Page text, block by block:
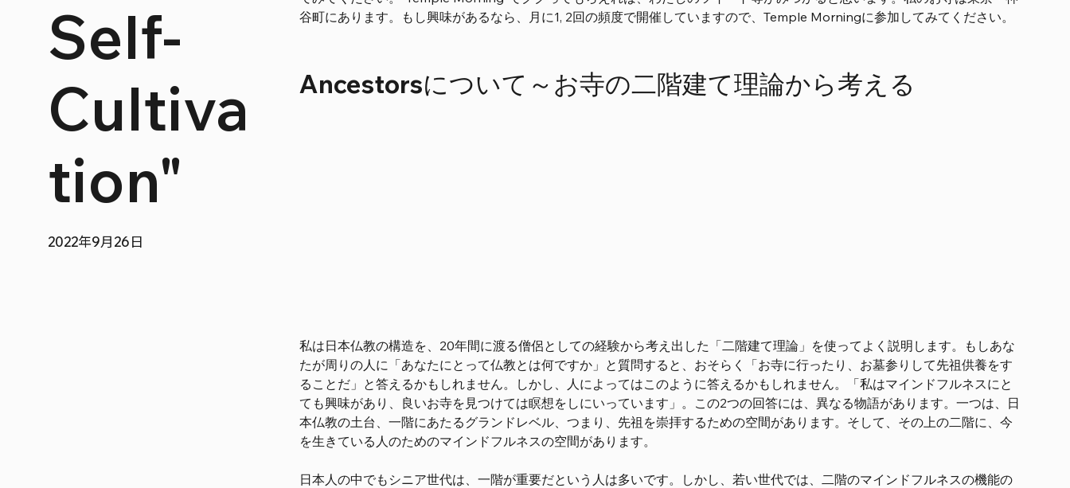
2022年9月26日
谷町にあります。もし興味があるなら、月に1, 2回の頻度で開催していますので、Temple Morningに参加してみてください。
Ancestorsについて～お寺の二階建て理論から考える
私は日本仏教の構造を、20年間に渡る僧侶としての経験から考え出した「二階建て理論」を使ってよく説明します。もしあな
たが周りの人に「あなたにとって仏教とは何ですか」と質問すると、おそらく「お寺に行ったり、お墓参りして先祖供養をす
ることだ」と答えるかもしれません。しかし、人によってはこのように答えるかもしれません。「私はマインドフルネスにと
ても興味があり、良いお寺を見つけては瞑想をしにいっています」。この2つの回答には、異なる物語があります。一つは、日
本仏教の土台、一階にあたるグランドレベル、つまり、先祖を崇拝するための空間があります。そして、その上の二階に、今
を生きている人のためのマインドフルネスの空間があります。
日本人の中でもシニア世代は、一階が重要だという人は多いです。しかし、若い世代では、二階のマインドフルネスの機能の
Self-
Cultiva
tion"